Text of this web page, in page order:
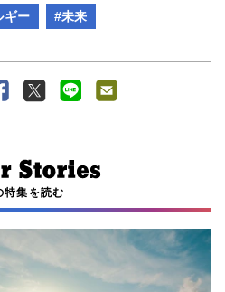
ギー #未来
特集を読む